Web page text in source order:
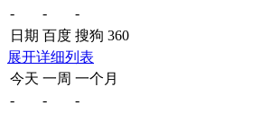
-
-
-
日期 百度 搜狗 360
展开详细列表
今天 一周 一个月
-
-
-